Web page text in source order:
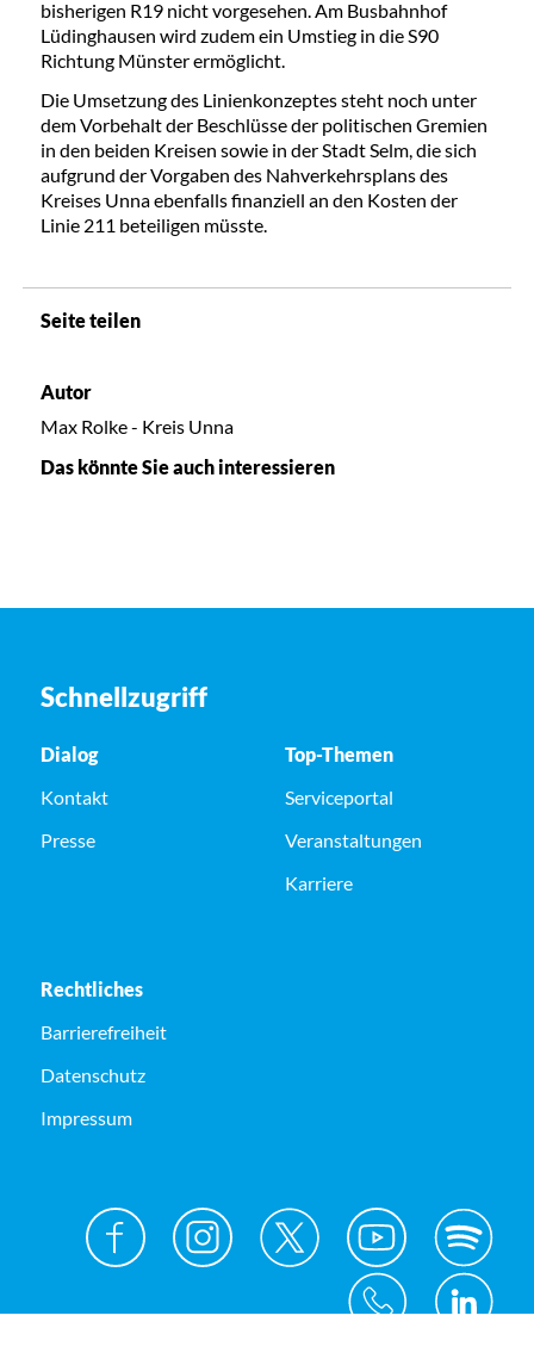
bisherigen R19 nicht vorgesehen. Am Busbahnhof
Lüdinghausen wird zudem ein Umstieg in die S90
Richtung Münster ermöglicht.
Die Umsetzung des Linienkonzeptes steht noch unter
dem Vorbehalt der Beschlüsse der politischen Gremien
in den beiden Kreisen sowie in der Stadt Selm, die sich
aufgrund der Vorgaben des Nahverkehrsplans des
Kreises Unna ebenfalls finanziell an den Kosten der
Linie 211 beteiligen müsste.
Seite teilen
Autor
Max Rolke - Kreis Unna
Das könnte Sie auch interessieren
Schnellzugriff
Dialog
Kontakt
Presse
Top-Themen
Serviceportal
Veranstaltungen
Karriere
Rechtliches
Barrierefreiheit
Datenschutz
Impressum